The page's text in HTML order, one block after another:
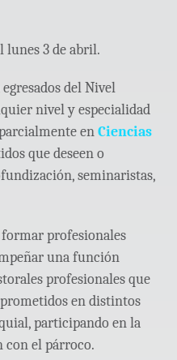
lunes 3 de abril.
del Nivel
nivel y especialidad
enCiencias
que deseen o
seminaristas,
profesionales
una función
profesionales que
en distintos
participando en la
con el párroco.